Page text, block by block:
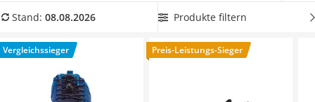
Winterharte Palmen
Gasdurchlauferhitzer
Service
unserer Vergleichstabelle
Puma-Sicherheitsschuhe mit
vor Verletzungen zu schützen. Überzeugt hat uns hier im
August 2026 besonders das ModellPuma Safety Velocity 2.0
Blue Low* mit seinen Eigenschaften.
Stand: 08.08.2026 Produkte filtern
Vergleichssieger Preis-Leistungs-Sieger